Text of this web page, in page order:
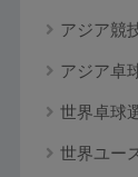
アジア競
アジア卓
世界卓球
世界ユー